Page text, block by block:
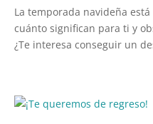
La temporada navideña
cuánto significan para ti y
¿Te interesa conseguir un